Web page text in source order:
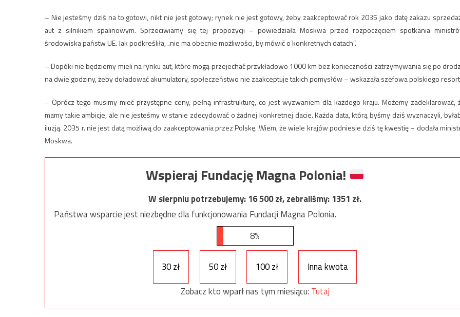
– Nie jesteśmy dziś na to gotowi, nikt nie jest gotowy; rynek nie jest gotowy, żeby zaakceptować rok 2035 jako datę zakazu
aut z silnikiem spalinowym. Sprzeciwiamy się tej propozycji – powiedziała Moskwa przed rozpoczęciem spotkania
środowiska państw UE. Jak podkreśliła, „nie ma obecnie możliwości, by mówić o konkretnych datach”.
– Dopóki nie będziemy mieli na rynku aut, które mogą przejechać przykładowo 1000 km bez konieczności zatrzymywania się po
na dwie godziny, żeby doładować akumulatory, społeczeństwo nie zaakceptuje takich pomysłów – wskazała szefowa polskiego
– Oprócz tego musimy mieć przystępne ceny, pełną infrastrukturę, co jest wyzwaniem dla każdego kraju. Możemy zadeklarować,
mamy takie ambicje, ale nie jesteśmy w stanie zdecydować o żadnej konkretnej dacie. Każda data, którą byśmy dziś wyznaczyli,
iluzją. 2035 r. nie jest datą możliwą do zaakceptowania przez Polskę. Wiem, że wiele krajów podniesie dziś tę kwestię – dodała
Moskwa.
Wspieraj Fundację Magna Polonia!
W sierpniu potrzebujemy:16 500zł, zebraliśmy:1351 zł.
Państwa wsparcie jest niezbędne dla funkcjonowania Fundacji Magna Polonia.
8%
30 zł 50 zł 100 zł
Inna kwota
Zobacz kto wparł nas tym miesiącu: Tutaj